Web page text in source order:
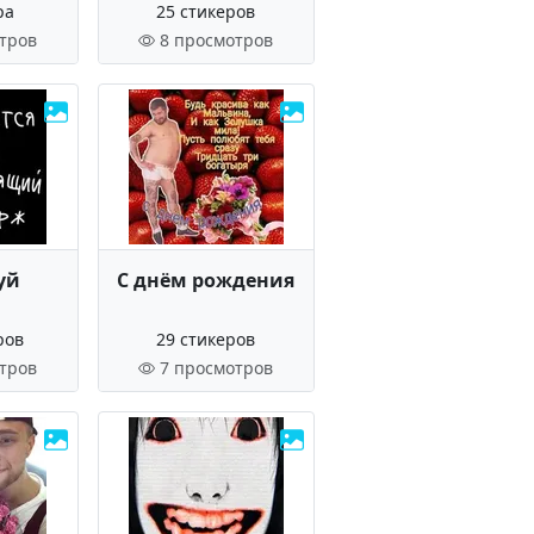
25 стикеров
8 просмотров
С днём рождения
29 стикеров
7 просмотров